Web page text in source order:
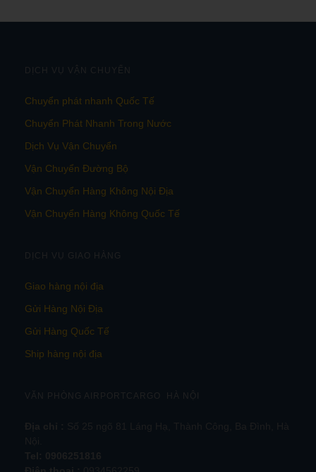
DỊCH VỤ VẬN CHUYỂN
Chuyển phát nhanh Quốc Tế
Chuyển Phát Nhanh Trong Nước
Dịch Vụ Vận Chuyển
Vận Chuyển Đường Bộ
Vận Chuyển Hàng Không Nội Địa
Vận Chuyển Hàng Không Quốc Tế
DỊCH VỤ GIAO HÀNG
Giao hàng nội địa
Gửi Hàng Nội Địa
Gửi Hàng Quốc Tế
Ship hàng nội địa
VĂN PHÒNG AIRPORTCARGO HÀ NỘI